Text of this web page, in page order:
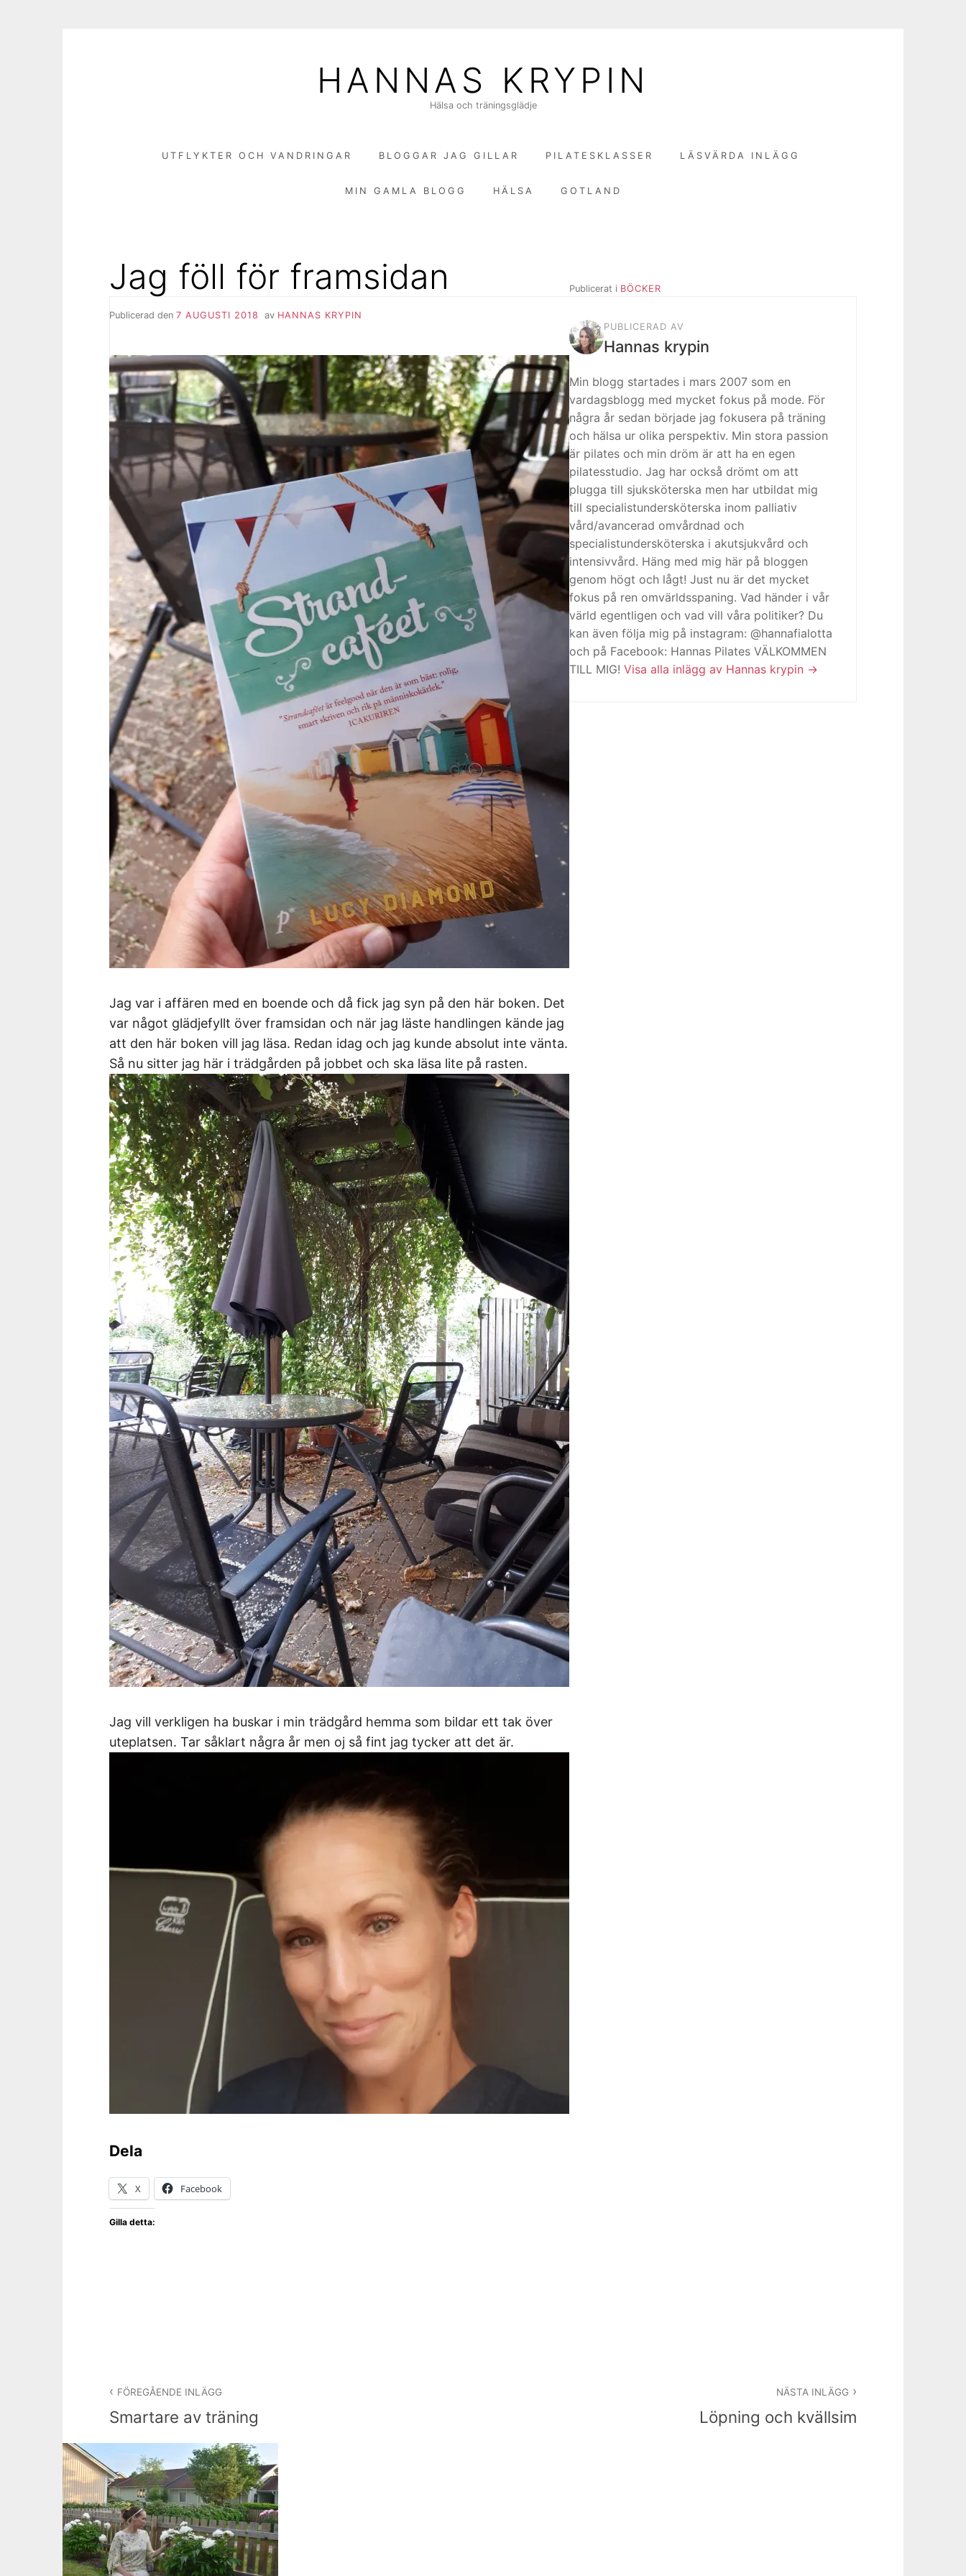
HANNAS KRYPIN
Hälsa och träningsglädje
UTFLYKTER OCH VANDRINGAR BLOGGAR JAG GILLAR PILATESKLASSER LÄSVÄRDA INLÄGG
MIN GAMLA BLOGG HÄLSA GOTLAND
Jag föll för framsidan
Publicerad den 7 AUGUSTI 2018 av HANNAS KRYPIN
Jag var i affären med en boende och då fick jag syn på den här boken. Det
var något glädjefyllt över framsidan och när jag läste handlingen kände jag
att den här boken vill jag läsa. Redan idag och jag kunde absolut inte vänta.
Så nu sitter jag här i trädgården på jobbet och ska läsa lite på rasten.
Jag vill verkligen ha buskar i min trädgård hemma som bildar ett tak över
uteplatsen. Tar såklart några år men oj så fint jag tycker att det är.
Dela
X Facebook
Gilla detta:
Publicerat i BÖCKER
PUBLICERAD AV
Hannas krypin
Min blogg startades i mars 2007 som en
vardagsblogg med mycket fokus på mode. För
några år sedan började jag fokusera på träning
och hälsa ur olika perspektiv. Min stora passion
är pilates och min dröm är att ha en egen
pilatesstudio. Jag har också drömt om att
plugga till sjuksköterska men har utbildat mig
till specialistundersköterska inom palliativ
vård/avancerad omvårdnad och
specialistundersköterska i akutsjukvård och
intensivvård. Häng med mig här på bloggen
genom högt och lågt! Just nu är det mycket
fokus på ren omvärldsspaning. Vad händer i vår
värld egentligen och vad vill våra politiker? Du
kan även följa mig på instagram: @hannafialotta
och på Facebook: Hannas Pilates VÄLKOMMEN
TILL MIG! Visa alla inlägg av Hannas krypin
Inläggsnavigering
FÖREGÅENDE INLÄGG
Smartare av träning
NÄSTA INLÄGG
Löpning och kvällsim